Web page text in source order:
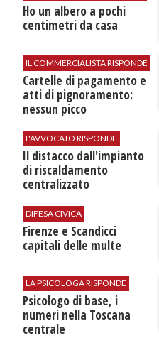
Ho un albero a pochi
centimetri da casa
IL COMMERCIALISTA RISPONDE
Cartelle di pagamento e
atti di pignoramento:
nessun picco
L'AVVOCATO RISPONDE
Il distacco dall'impianto
di riscaldamento
centralizzato
DIFESA CIVICA
Firenze e Scandicci
capitali delle multe
LA PSICOLOGA RISPONDE
Psicologo di base, i
numeri nella Toscana
centrale